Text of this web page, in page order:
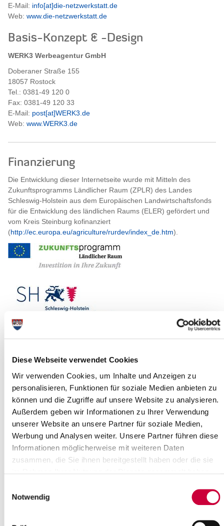
Diese Webseite verwendet Cookies
Wir verwenden Cookies, um Inhalte und Anzeigen zu
personalisieren, Funktionen für soziale Medien anbieten zu
können und die Zugriffe auf unsere Website zu analysieren.
Außerdem geben wir Informationen zu Ihrer Verwendung
unserer Website an unsere Partner für soziale Medien,
Werbung und Analysen weiter. Unsere Partner führen diese
Informationen möglicherweise mit weiteren Daten
zusammen, die Sie ihnen bereitgestellt haben oder die sie
Notwendig
E-Mail: info[at]die-netzwerkstatt.de
Web: www.die-netzwerkstatt.de
Basis-Konzept & -Design
WERK3 Werbeagentur GmbH
Doberaner Straße 155
18057 Rostock
Tel.: 0381-49 120 0
Fax: 0381-49 120 33
E-Mail: post[at]WERK3.de
Web: www.WERK3.de
Finanzierung
Die Entwicklung dieser Internetseite wurde mit Mitteln des
Zukunftsprogramms Ländlicher Raum (ZPLR) des Landes
Schleswig-Holstein aus dem Europäischen Landwirtschaftsfonds
für die Entwicklung des ländlichen Raums (ELER) gefördert und
vom Kreis Steinburg kofinanziert
(http://ec.europa.eu/agriculture/rurdev/index_de.htm).
Rechtliche Hinweise
Der Inhalt und die Darstellung dieser Website sind
urheberrechtlich geschützt. Vervielfältigungen und sonstige
Nutzung von Informationen oder Daten, insbesondere die
Zustimmung des Kreises Steinburg. Die Nutzung sämtlicher